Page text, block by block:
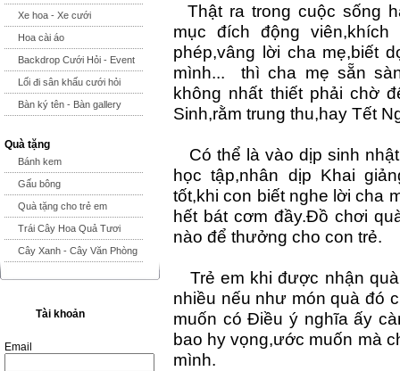
Xe hoa - Xe cưới
Hoa cài áo
Backdrop Cưới Hỏi - Event
Lối đi sân khấu cưới hỏi
Bàn ký tên - Bàn gallery
Quà tặng
Bánh kem
Gấu bông
Quà tặng cho trẻ em
Trái Cây Hoa Quả Tươi
Cây Xanh - Cây Văn Phòng
Tài khoản
Email
Thật ra trong cuộc sống
mục đích động
phép,vâng lời cha mẹ,biết
mình... thì cha mẹ sẵn
không nhất thiết phải chờ
Sinh,rằm trung thu,hay Tết
Có thể là vào dịp sinh
học tập,nhân dịp Khai
tốt,khi con biết nghe lời cha
hết bát cơm đầy.Đồ chơi
nào để thưởng cho con trẻ.
Trẻ em khi được nhận
nhiều nếu như món quà đó
muốn có Điều ý nghĩa ấy
bao hy vọng,ước muốn mà
mình.